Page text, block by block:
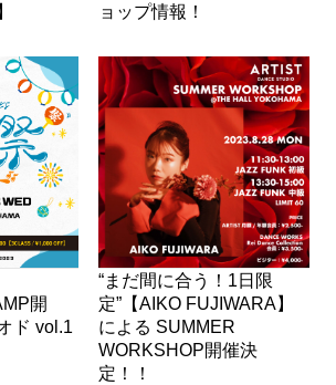
ョップ情報！
開
ド vol.1
“まだ間に合う！1日限
定”【AIKO FUJIWARA】
による SUMMER
WORKSHOP開催決
定！！